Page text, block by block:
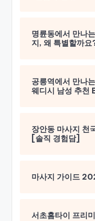
명륜동에서 만나
지, 왜 특별할까요
공릉역에서 만나
웨디시 남성 추천
장안동 마사지 천
[솔직 경험담]
마사지 가이드
서초홈타이 프리